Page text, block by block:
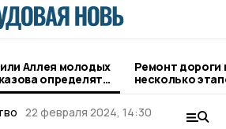
Аллея молодых
определят
Ремонт дороги
несколько
22 февраля 2024, 14:30